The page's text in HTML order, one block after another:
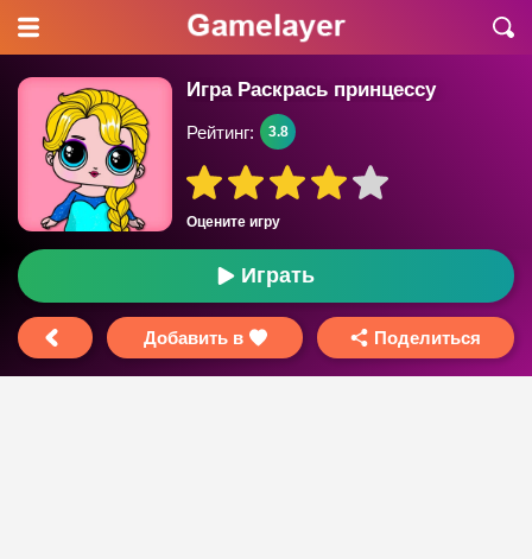
Игра Раскрась принцессу
Оцените игру
Рейтинг: 3.8
Играть
Добавить в Поделиться